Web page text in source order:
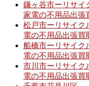
鎌ヶ谷市ーリサイ
家電の不用品出張
松戸市ーリサイク
電の不用品出張買
船橋市ーリサイク
電の不用品出張買
市川市ーリサイク
電の不用品出張買